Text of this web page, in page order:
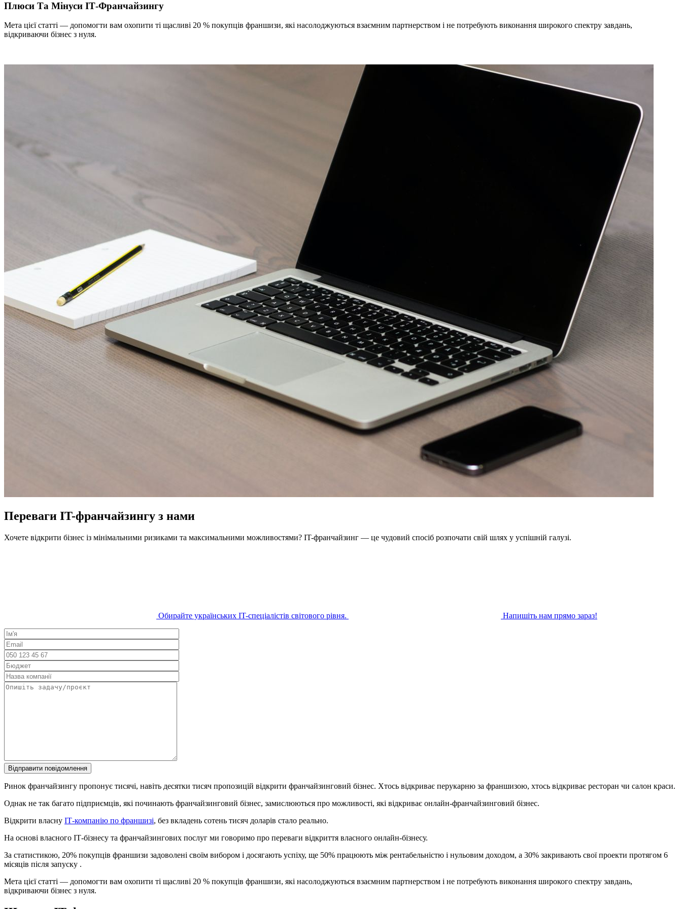
Плюси Та Мінуси ІТ-Франчайзингу
Мета цієї статті — допомогти вам охопити ті щасливі 20 % покупців франшизи, які насолоджуються взаємним партнерством і не потребують виконання широкого спектру завдань,
відкриваючи бізнес з нуля.
Переваги IT-франчайзингу з нами
Хочете відкрити бізнес із мінімальними ризиками та максимальними можливостями? IT-франчайзинг — це чудовий спосіб розпочати свій шлях у успішній галузі.
Обирайте українських IT-спеціалістів світового рівня. Напишіть нам прямо зараз!
Ринок франчайзингу пропонує тисячі, навіть десятки тисяч пропозицій відкрити франчайзинговий бізнес. Хтось відкриває перукарню за франшизою, хтось відкриває ресторан чи салон краси.
Однак не так багато підприємців, які починають франчайзинговий бізнес, замислюються про можливості, які відкриває онлайн-франчайзинговий бізнес.
Відкрити власну ІТ-компанію по франшизі, без вкладень сотень тисяч доларів стало реально.
На основі власного ІТ-бізнесу та франчайзингових послуг ми говоримо про переваги відкриття власного онлайн-бізнесу.
За статистикою, 20% покупців франшизи задоволені своїм вибором і досягають успіху, ще 50% працюють між рентабельністю і нульовим доходом, а 30% закривають свої проекти протягом 6
місяців після запуску .
Мета цієї статті — допомогти вам охопити ті щасливі 20 % покупців франшизи, які насолоджуються взаємним партнерством і не потребують виконання широкого спектру завдань,
відкриваючи бізнес з нуля.